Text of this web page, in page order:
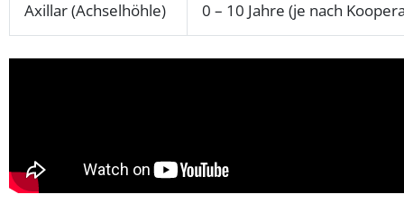
Axillar (Achselhöhle) 0 – 10 Jahre (je nach